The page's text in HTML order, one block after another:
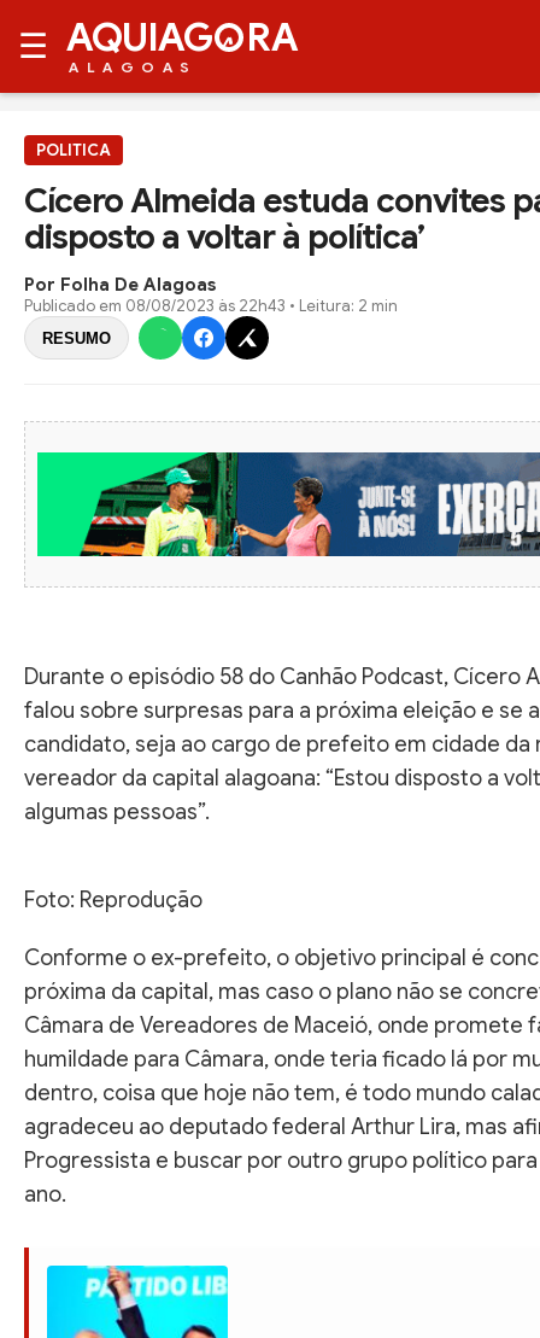
☰ AQUIAG RA
ALAGOAS
POLITICA
Cícero Almeida estuda convites
disposto a voltar à política’
Por Folha De Alagoas
Publicado em 08/08/2023 às 22h43 • Leitura: 2 min
RESUMO
Durante o episódio 58 do Canhão Podcast, Cícero
falou sobre surpresas para a próxima eleição e se
candidato, seja ao cargo de prefeito em cidade
vereador da capital alagoana: “Estou disposto a
algumas pessoas”.
Foto: Reprodução
Conforme o ex-prefeito, o objetivo principal é
próxima da capital, mas caso o plano não se
Câmara de Vereadores de Maceió, onde promete
humildade para Câmara, onde teria ficado lá por
dentro, coisa que hoje não tem, é todo mundo
agradeceu ao deputado federal Arthur Lira, mas
Progressista e buscar por outro grupo político
ano.